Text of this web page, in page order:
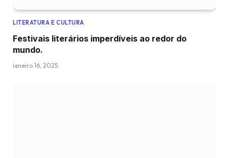
LITERATURA E CULTURA
Festivais literários imperdíveis ao redor do
mundo.
janeiro 16, 2025